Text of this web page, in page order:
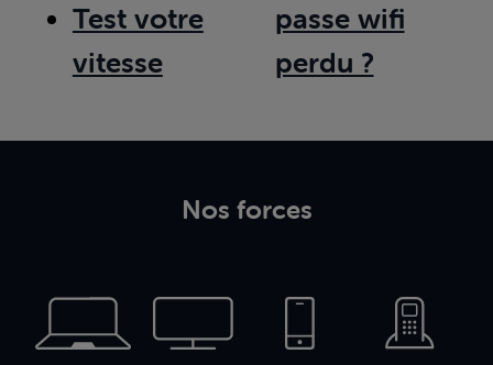
Test votre
vitesse
passe wifi
perdu ?
Nos forces